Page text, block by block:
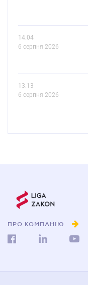
14.04
6 серпня 2026
13.13
6 серпня 2026
ПРО КОМПАНІЮ